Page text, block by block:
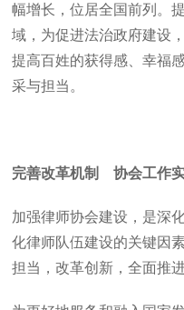
幅增长，位居全国前列。
域，为促进法治政府建设
提高百姓的获得感、幸福
采与担当。
完善改革机制 协会工作
加强律师协会建设，是深
化律师队伍建设的关键因
担当，改革创新，全面推